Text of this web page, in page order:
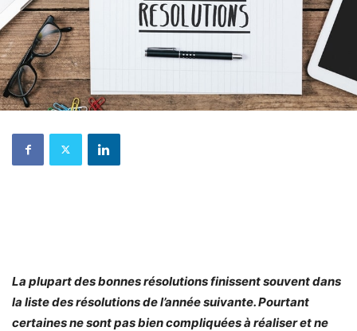
La plupart des bonnes résolutions finissent souvent dans
la liste des résolutions de l’année suivante. Pourtant
certaines ne sont pas bien compliquées à réaliser et ne